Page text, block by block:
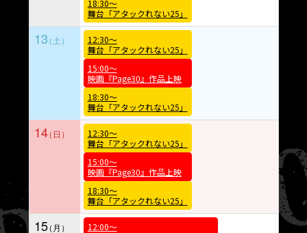
18:30～
舞台「アタックれない25」
13
12:30～
舞台「アタックれない25」
15:00～
映画『Page30』作品上映
18:30～
舞台「アタックれない25」
14
12:30～
舞台「アタックれない25」
15:00～
映画『Page30』作品上映
18:30～
舞台「アタックれない25」
15
12:00～